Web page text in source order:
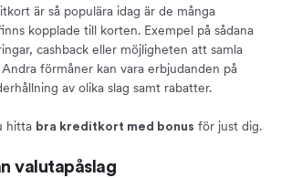
är så populära idag är de många
kopplade till korten. Exempel på sådana
cashback eller möjligheten att samla
förmåner kan vara erbjudanden på
av olika slag samt rabatter.
hitta bra kreditkort med bonus för just dig.
valutapåslag